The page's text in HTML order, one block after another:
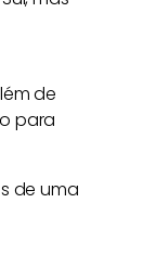
de
para
de uma